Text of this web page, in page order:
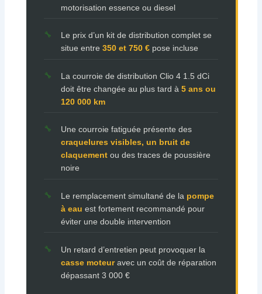
motorisation essence ou diesel
Le prix d’un kit de distribution complet se
situe entre 350 et 750 €pose incluse
La courroie de distribution Clio 4 1.5 dCi
doit être changée au plus tard à 5 ans ou
120 000 km
Une courroie fatiguée présente des
craquelures visibles, un bruit de
claquementou des traces de poussière
noire
Le remplacement simultané de la pompe
à eau est fortement recommandé pour
éviter une double intervention
Un retard d’entretien peut provoquer la
casse moteuravec un coût de réparation
dépassant 3 000 €